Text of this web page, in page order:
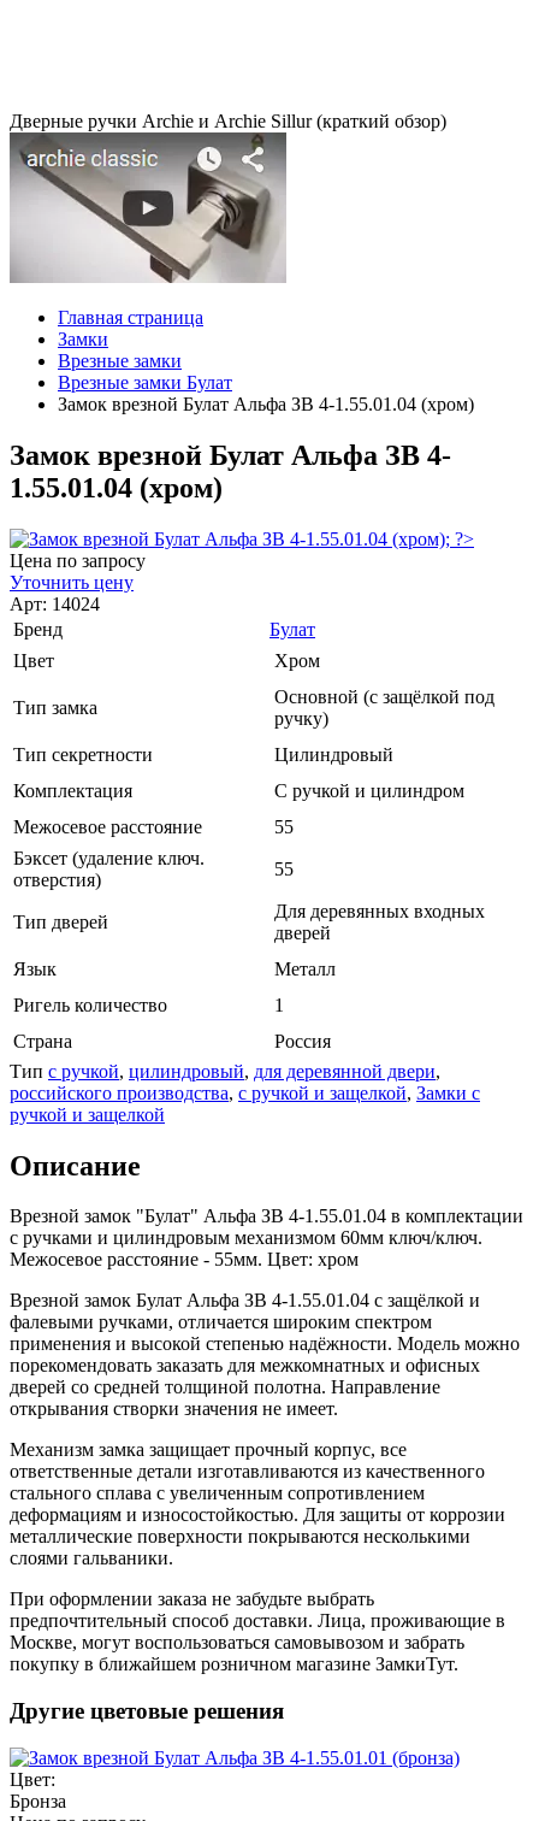
Дверные ручки Archie и Archie Sillur (краткий обзор)
Главная страница
Замки
Врезные замки
Врезные замки Булат
Замок врезной Булат Альфа ЗВ 4-1.55.01.04 (хром)
Замок врезной Булат Альфа ЗВ 4-
1.55.01.04 (хром)
Цена по запросу
Уточнить цену
Арт: 14024
Бренд
Булат
Цвет
Хром
Тип замка
Основной (с защёлкой под
ручку)
Тип секретности
Цилиндровый
Комплектация
С ручкой и цилиндром
Межосевое расстояние
55
Бэксет (удаление ключ.
отверстия)
55
Тип дверей
Для деревянных входных
дверей
Язык
Металл
Ригель количество
1
Страна
Россия
Тип с ручкой, цилиндровый, для деревянной двери,
российского производства, с ручкой и защелкой, Замки с
ручкой и защелкой
Описание
Врезной замок "Булат" Альфа ЗВ 4-1.55.01.04 в комплектации
с ручками и цилиндровым механизмом 60мм ключ/ключ.
Межосевое расстояние - 55мм. Цвет: хром
Врезной замок Булат Альфа ЗВ 4-1.55.01.04 с защёлкой и
фалевыми ручками, отличается широким спектром
применения и высокой степенью надёжности. Модель можно
порекомендовать заказать для межкомнатных и офисных
дверей со средней толщиной полотна. Направление
открывания створки значения не имеет.
Механизм замка защищает прочный корпус, все
ответственные детали изготавливаются из качественного
стального сплава с увеличенным сопротивлением
деформациям и износостойкостью. Для защиты от коррозии
металлические поверхности покрываются несколькими
слоями гальваники.
При оформлении заказа не забудьте выбрать
предпочтительный способ доставки. Лица, проживающие в
Москве, могут воспользоваться самовывозом и забрать
покупку в ближайшем розничном магазине ЗамкиТут.
Другие цветовые решения
Цвет:
Бронза